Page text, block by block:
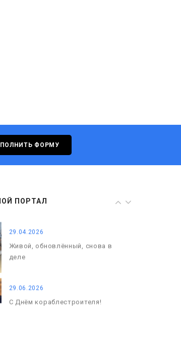
ФОРМУ
ПОРТАЛ
08.05.2026
С Днём Победы. Память, которая
деле
29.06.2026
С Днём кораблестроителя!
С Днём Победы. Память, которая